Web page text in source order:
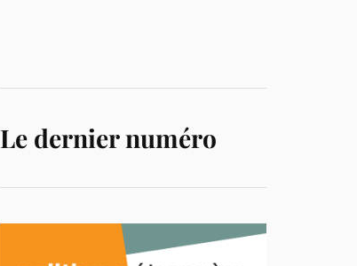
Le dernier numéro